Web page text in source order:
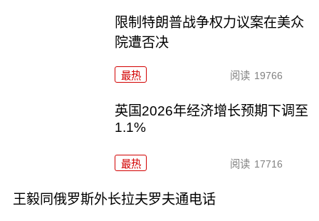
限制特朗普战争权力议案在美众
院遭否决
最热 阅读 19766
英国2026年经济增长预期下调至
1.1%
最热 阅读 17716
王毅同俄罗斯外长拉夫罗夫通电话